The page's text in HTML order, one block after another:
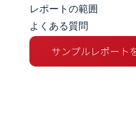
市場概要
主な市場動向
レポートの範囲
よくある質問